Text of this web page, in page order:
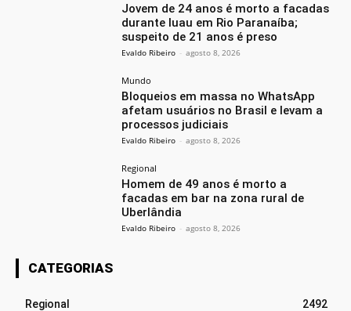
Jovem de 24 anos é morto a facadas
durante luau em Rio Paranaíba;
suspeito de 21 anos é preso
Evaldo Ribeiro - agosto 8, 2026
Mundo
Bloqueios em massa no WhatsApp
afetam usuários no Brasil e levam a
processos judiciais
Evaldo Ribeiro - agosto 8, 2026
Regional
Homem de 49 anos é morto a
facadas em bar na zona rural de
Uberlândia
Evaldo Ribeiro - agosto 8, 2026
CATEGORIAS
Regional
2492